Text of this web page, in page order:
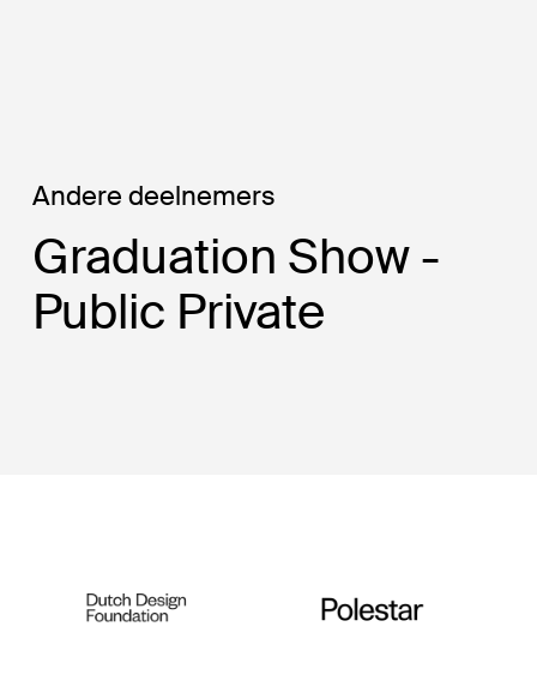
Andere deelnemers
Graduation Show -
Public Private